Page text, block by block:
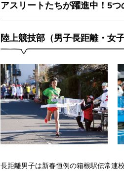
アスリートたちが躍進中！5つ
陸上競技部（男子長距離・女子
長距離男子は新春恒例の箱根駅伝常連